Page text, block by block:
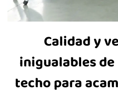
Calidad y
inigualables
techo para